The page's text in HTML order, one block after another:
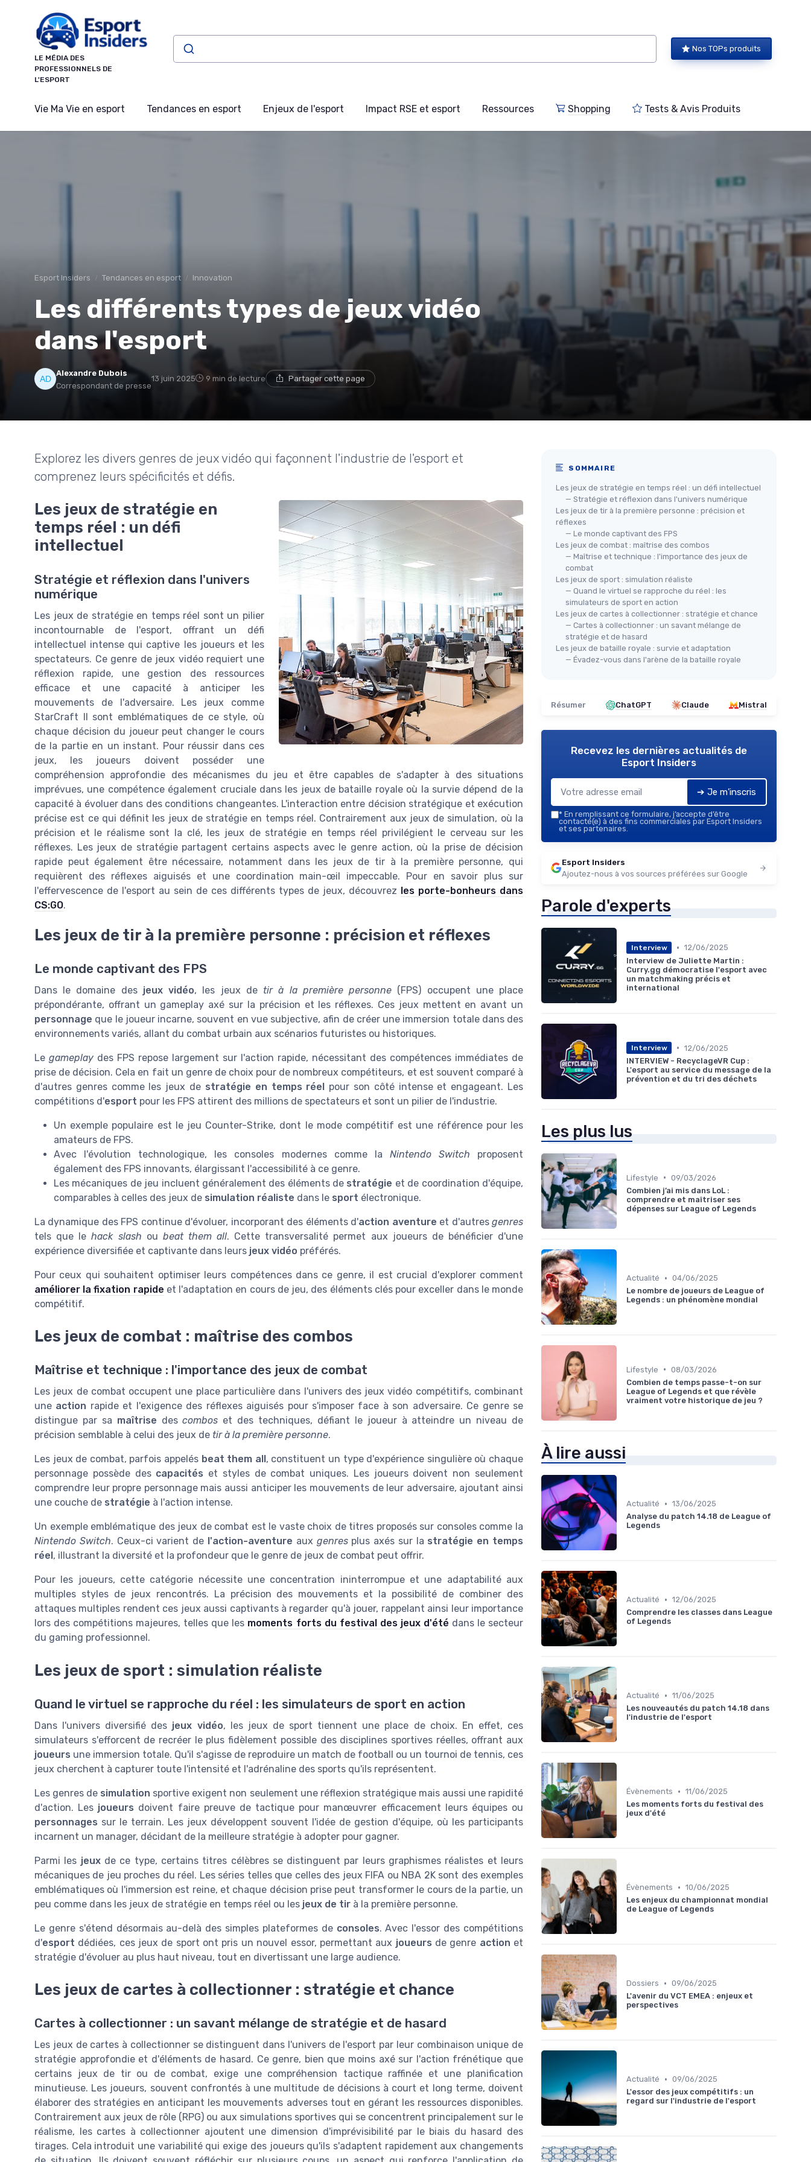
LE MÉDIA DES
PROFESSIONNELS DE
L'ESPORT
Nos TOPs produits
Vie Ma Vie en esport Tendances en esport Enjeux de l'esport Impact RSE et esport Ressources Shopping Tests & Avis Produits
Esport Insiders Tendances en esport Innovation
Les différents types de jeux vidéo
dans l'esport
Alexandre Dubois
Correspondant de presse
13 juin 2025 9 min de lecture Partager cette page
Explorez les divers genres de jeux vidéo qui façonnent l'industrie de l'esport et
comprenez leurs spécificités et défis.
Les jeux de stratégie en
temps réel : un défi
intellectuel
Stratégie et réflexion dans l'univers
numérique
Les jeux de stratégie en temps réel sont un pilier
incontournable de l'esport, offrant un défi
intellectuel intense qui captive les joueurs et les
spectateurs. Ce genre de jeux vidéo requiert une
réflexion rapide, une gestion des ressources
efficace et une capacité à anticiper les
mouvements de l'adversaire. Les jeux comme
StarCraft II sont emblématiques de ce style, où
chaque décision du joueur peut changer le cours
de la partie en un instant. Pour réussir dans ces
jeux, les joueurs doivent posséder une
compréhension approfondie des mécanismes du jeu et être capables de s'adapter à des situations
imprévues, une compétence également cruciale dans les jeux de bataille royale où la survie dépend de la
capacité à évoluer dans des conditions changeantes. L'interaction entre décision stratégique et exécution
précise est ce qui définit les jeux de stratégie en temps réel. Contrairement aux jeux de simulation, où la
précision et le réalisme sont la clé, les jeux de stratégie en temps réel privilégient le cerveau sur les
réflexes. Les jeux de stratégie partagent certains aspects avec le genre action, où la prise de décision
rapide peut également être nécessaire, notamment dans les jeux de tir à la première personne, qui
requièrent des réflexes aiguisés et une coordination main-œil impeccable. Pour en savoir plus sur
l'effervescence de l'esport au sein de ces différents types de jeux, découvrez les porte-bonheurs dans
CS:GO.
Les jeux de tir à la première personne : précision et réflexes
Le monde captivant des FPS
Dans le domaine des jeux vidéo, les jeux de tir à la première personne (FPS) occupent une place
prépondérante, offrant un gameplay axé sur la précision et les réflexes. Ces jeux mettent en avant un
personnage que le joueur incarne, souvent en vue subjective, afin de créer une immersion totale dans des
environnements variés, allant du combat urbain aux scénarios futuristes ou historiques.
Le gameplay des FPS repose largement sur l'action rapide, nécessitant des compétences immédiates de
prise de décision. Cela en fait un genre de choix pour de nombreux compétiteurs, et est souvent comparé à
d'autres genres comme les jeux de stratégie en temps réel pour son côté intense et engageant. Les
compétitions d'esport pour les FPS attirent des millions de spectateurs et sont un pilier de l'industrie.
Un exemple populaire est le jeu Counter-Strike, dont le mode compétitif est une référence pour les
amateurs de FPS.
Avec l'évolution technologique, les consoles modernes comme la Nintendo Switch proposent
également des FPS innovants, élargissant l'accessibilité à ce genre.
Les mécaniques de jeu incluent généralement des éléments de stratégie et de coordination d'équipe,
comparables à celles des jeux de simulation réaliste dans le sport électronique.
La dynamique des FPS continue d'évoluer, incorporant des éléments d'action aventure et d'autresgenres
tels que lehack slash ou beat them all. Cette transversalité permet aux joueurs de bénéficier d'une
expérience diversifiée et captivante dans leurs jeux vidéo préférés.
Pour ceux qui souhaitent optimiser leurs compétences dans ce genre, il est crucial d'explorer comment
améliorer la fixation rapide et l'adaptation en cours de jeu, des éléments clés pour exceller dans le monde
compétitif.
Les jeux de combat : maîtrise des combos
Maîtrise et technique : l'importance des jeux de combat
Les jeux de combat occupent une place particulière dans l'univers des jeux vidéo compétitifs, combinant
une action rapide et l'exigence des réflexes aiguisés pour s'imposer face à son adversaire. Ce genre se
distingue par sa maîtrise descombos et des techniques, défiant le joueur à atteindre un niveau de
précision semblable à celui des jeux de tir à la première personne.
Les jeux de combat, parfois appelés beat them all , constituent un type d'expérience singulière où chaque
personnage possède des capacités et styles de combat uniques. Les joueurs doivent non seulement
comprendre leur propre personnage mais aussi anticiper les mouvements de leur adversaire, ajoutant ainsi
une couche de stratégie à l'action intense.
Un exemple emblématique des jeux de combat est le vaste choix de titres proposés sur consoles comme la
Nintendo Switch. Ceux-ci varient de l'action-aventure aux genresplus axés sur la stratégie en temps
réel , illustrant la diversité et la profondeur que le genre de jeux de combat peut offrir.
Pour les joueurs, cette catégorie nécessite une concentration ininterrompue et une adaptabilité aux
multiples styles de jeux rencontrés. La précision des mouvements et la possibilité de combiner des
attaques multiples rendent ces jeux aussi captivants à regarder qu'à jouer, rappelant ainsi leur importance
lors des compétitions majeures, telles que les moments forts du festival des jeux d'été dans le secteur
du gaming professionnel.
Les jeux de sport : simulation réaliste
Quand le virtuel se rapproche du réel : les simulateurs de sport en action
Dans l'univers diversifié des jeux vidéo, les jeux de sport tiennent une place de choix. En effet, ces
simulateurs s'efforcent de recréer le plus fidèlement possible des disciplines sportives réelles, offrant aux
joueurs une immersion totale. Qu'il s'agisse de reproduire un match de football ou un tournoi de tennis, ces
jeux cherchent à capturer toute l'intensité et l'adrénaline des sports qu'ils représentent.
Les genres de simulation sportive exigent non seulement une réflexion stratégique mais aussi une rapidité
d'action. Les joueurs doivent faire preuve de tactique pour manœuvrer efficacement leurs équipes ou
personnages sur le terrain. Les jeux développent souvent l'idée de gestion d'équipe, où les participants
incarnent un manager, décidant de la meilleure stratégie à adopter pour gagner.
Parmi les jeuxde ce type, certains titres célèbres se distinguent par leurs graphismes réalistes et leurs
mécaniques de jeu proches du réel. Les séries telles que celles des jeux FIFA ou NBA 2K sont des exemples
emblématiques où l'immersion est reine, et chaque décision prise peut transformer le cours de la partie, un
peu comme dans les jeux de stratégie en temps réel ou les jeux de tir à la première personne.
Le genre s'étend désormais au-delà des simples plateformes de consoles. Avec l'essor des compétitions
d'esport dédiées, ces jeux de sport ont pris un nouvel essor, permettant aux joueurs de genre action et
stratégie d'évoluer au plus haut niveau, tout en divertissant une large audience.
Les jeux de cartes à collectionner : stratégie et chance
Cartes à collectionner : un savant mélange de stratégie et de hasard
Les jeux de cartes à collectionner se distinguent dans l'univers de l'esport par leur combinaison unique de
stratégie approfondie et d'éléments de hasard. Ce genre, bien que moins axé sur l'action frénétique que
certains jeux de tir ou de combat, exige une compréhension tactique raffinée et une planification
minutieuse. Les joueurs, souvent confrontés à une multitude de décisions à court et long terme, doivent
élaborer des stratégies en anticipant les mouvements adverses tout en gérant les ressources disponibles.
Contrairement aux jeux de rôle (RPG) ou aux simulations sportives qui se concentrent principalement sur le
réalisme, les cartes à collectionner ajoutent une dimension d'imprévisibilité par le biais du hasard des
tirages. Cela introduit une variabilité qui exige des joueurs qu'ils s'adaptent rapidement aux changements
SOMMAIRE
Les jeux de stratégie en temps réel : un défi intellectuel
— Stratégie et réflexion dans l'univers numérique
Les jeux de tir à la première personne : précision et
réflexes
— Le monde captivant des FPS
Les jeux de combat : maîtrise des combos
— Maîtrise et technique : l'importance des jeux de
combat
Les jeux de sport : simulation réaliste
— Quand le virtuel se rapproche du réel : les
simulateurs de sport en action
Les jeux de cartes à collectionner : stratégie et chance
— Cartes à collectionner : un savant mélange de
stratégie et de hasard
Les jeux de bataille royale : survie et adaptation
— Évadez-vous dans l'arène de la bataille royale
Résumer ChatGPT Claude Mistral
Recevez les dernières actualités de
Esport Insiders
➔ Je m'inscris
* En remplissant ce formulaire, j’accepte d’être
contacté(e) à des fins commerciales par Esport Insiders
et ses partenaires.
Esport Insiders
Ajoutez-nous à vos sources préférées sur Google
Parole d'experts
Interview • 12/06/2025
Interview de Juliette Martin :
Curry.gg démocratise l'esport avec
un matchmaking précis et
international
Interview • 12/06/2025
INTERVIEW - RecyclageVR Cup :
L'esport au service du message de la
prévention et du tri des déchets
Les plus lus
Lifestyle • 09/03/2026
Combien j’ai mis dans LoL :
comprendre et maîtriser ses
dépenses sur League of Legends
Actualité • 04/06/2025
Le nombre de joueurs de League of
Legends : un phénomène mondial
Lifestyle • 08/03/2026
Combien de temps passe-t-on sur
League of Legends et que révèle
vraiment votre historique de jeu ?
À lire aussi
Actualité • 13/06/2025
Analyse du patch 14.18 de League of
Legends
Actualité • 12/06/2025
Comprendre les classes dans League
of Legends
Actualité • 11/06/2025
Les nouveautés du patch 14.18 dans
l'industrie de l'esport
Évènements • 11/06/2025
Les moments forts du festival des
jeux d'été
Évènements • 10/06/2025
Les enjeux du championnat mondial
de League of Legends
Dossiers • 09/06/2025
L'avenir du VCT EMEA : enjeux et
perspectives
Actualité • 09/06/2025
L'essor des jeux compétitifs : un
regard sur l'industrie de l'esport